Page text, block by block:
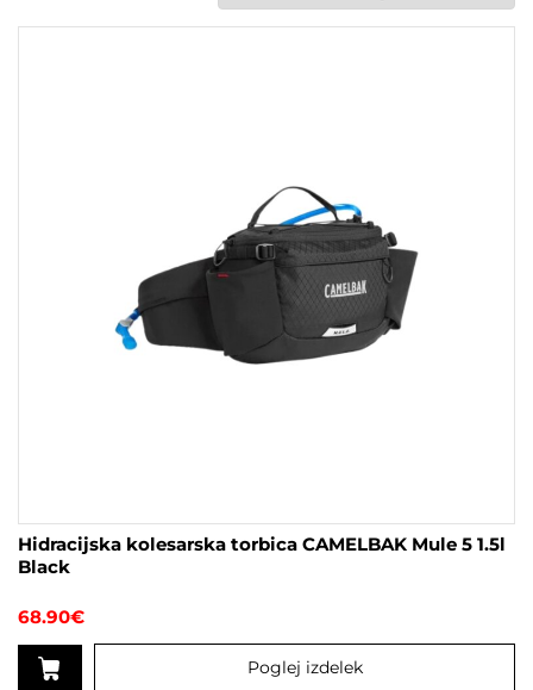
Hidracijska kolesarska torbica CAMELBAK Mule 5 1.5l
Black
68.90€
Poglej izdelek